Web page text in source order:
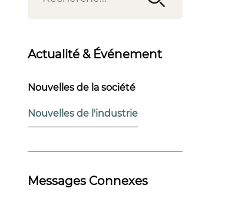
Actualité & Événement
Nouvelles de la société
Nouvelles de l'industrie
Messages Connexes